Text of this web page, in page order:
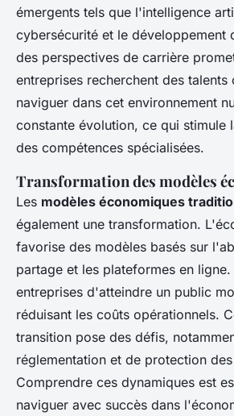
émergents tels que l'intelligence
cybersécurité et le développement
des perspectives de carrière
entreprises recherchent des talents
naviguer dans cet environnement
constante évolution, ce qui stimule
des compétences spécialisées.
Transformation des modèles
Les modèles économiques
également une transformation.
favorise des modèles basés sur
partage et les plateformes en
entreprises d'atteindre un public
réduisant les coûts opérationnels.
transition pose des défis,
réglementation et de protection
Comprendre ces dynamiques est
naviguer avec succès dans